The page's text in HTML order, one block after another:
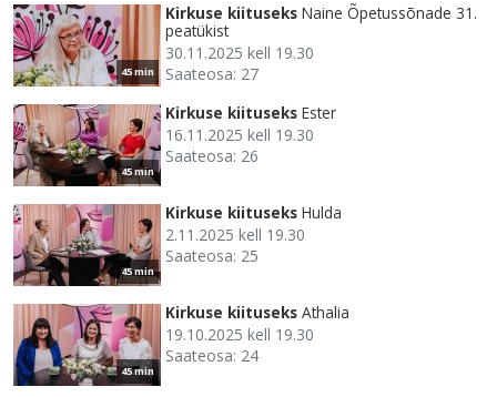
45 min
Kirkuse kiituseks Naine Õpetussõnade 31.
peatükist
30.11.2025 kell 19.30
Saateosa: 27
45 min
Kirkuse kiituseks Ester
16.11.2025 kell 19.30
Saateosa: 26
45 min
Kirkuse kiituseks Hulda
2.11.2025 kell 19.30
Saateosa: 25
45 min
Kirkuse kiituseks Athalia
19.10.2025 kell 19.30
Saateosa: 24